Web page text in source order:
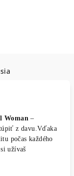
Woman –
z davu.Vďaka
počas každého
užívaš